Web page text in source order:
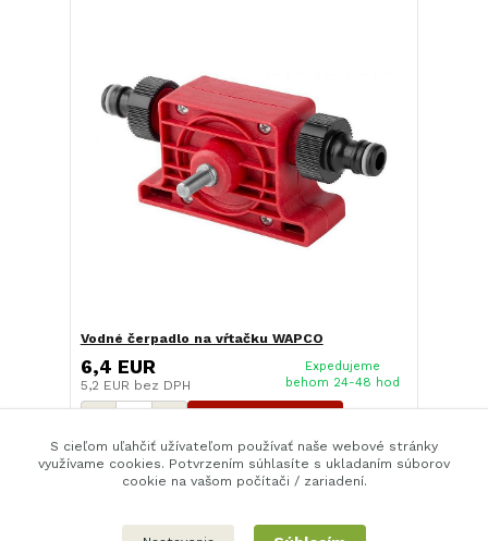
Vodné čerpadlo na vŕtačku WAPCO
6,4 EUR
5,2 EUR bez DPH
Expedujeme
behom 24-48 hod
strana z 1
S cieľom uľahčiť užívateľom používať naše webové stránky
využívame cookies. Potvrzením súhlasíte s ukladaním súborov
cookie na vašom počítači / zariadení.